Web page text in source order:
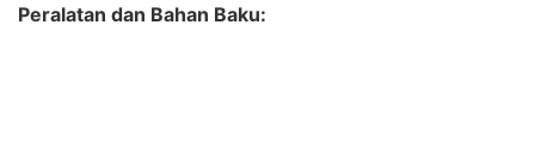
Peralatan dan Bahan Baku: